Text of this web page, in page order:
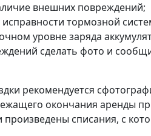
внешних повреждений;
тормозной
уровне заряда
сделать фото и
рекомендуется
окончания аренды
списания, с